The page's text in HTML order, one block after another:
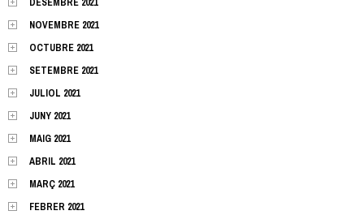
NOVEMBRE 2021
OCTUBRE 2021
SETEMBRE 2021
JULIOL 2021
JUNY 2021
MAIG 2021
ABRIL 2021
MARÇ 2021
FEBRER 2021